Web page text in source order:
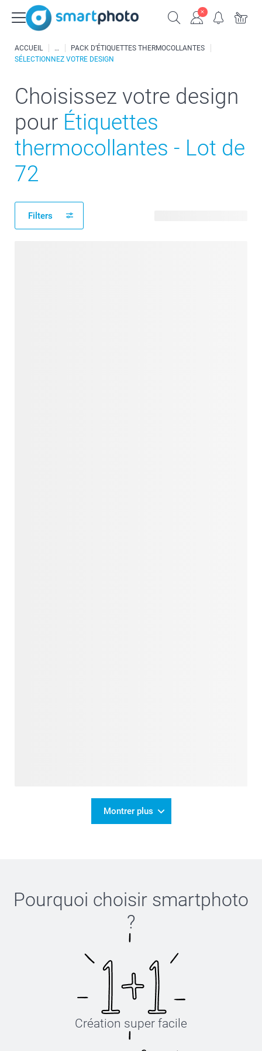
ACCUEIL
PACK D’ÉTIQUETTES THERMOCOLLANTES
SÉLECTIONNEZ VOTRE DESIGN
Choisissez votre design
pour Étiquettes
thermocollantes - Lot de
72
Filters
Montrer plus
Pourquoi choisir smartphoto
?
Création super facile